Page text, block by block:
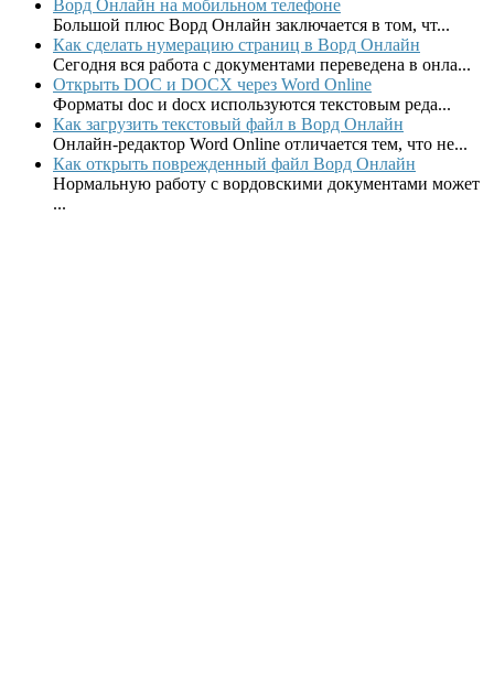
Ворд Онлайн на мобильном телефоне
Большой плюс Ворд Онлайн заключается в том, чт...
Как сделать нумерацию страниц в Ворд Онлайн
Сегодня вся работа с документами переведена в онла...
Открыть DOC и DOCX через Word Online
Форматы doc и docx используются текстовым реда...
Как загрузить текстовый файл в Ворд Онлайн
Онлайн-редактор Word Online отличается тем, что не...
Как открыть поврежденный файл Ворд Онлайн
Нормальную работу с вордовскими документами может
...